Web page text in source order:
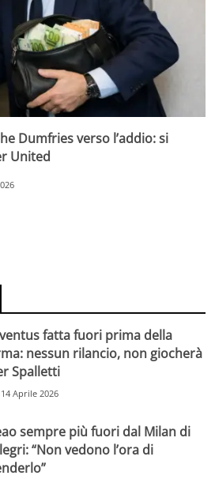
Dumfries verso l’addio: si
United
fatta fuori prima della
nessun rilancio, non giocherà
Spalletti
14 Aprile 2026
sempre più fuori dal Milan di
“Non vedono l’ora di